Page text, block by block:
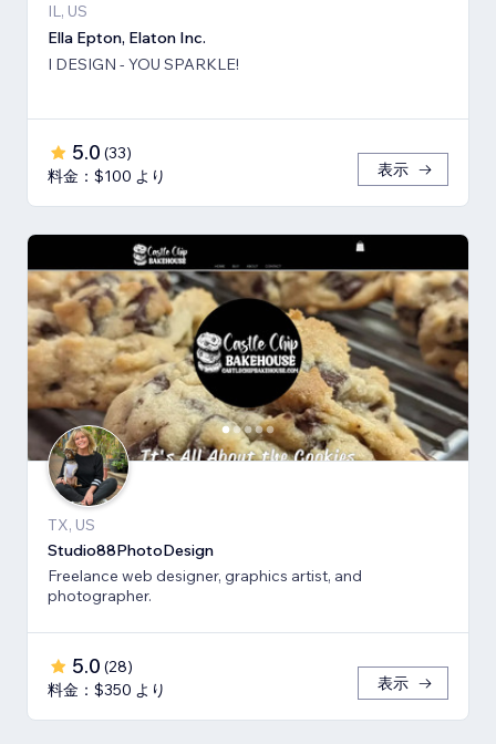
IL, US
Ella Epton, Elaton Inc.
I DESIGN - YOU SPARKLE!
5.0 (33)
料金：$100 より
表示
TX, US
Studio88PhotoDesign
Freelance web designer, graphics artist, and
photographer.
5.0 (28)
料金：$350 より
表示